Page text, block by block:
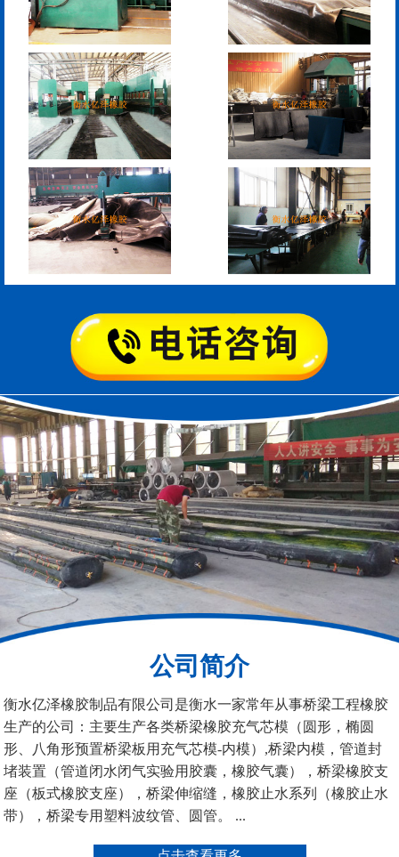
板式橡胶伸缩缝 C型桥梁伸缩缝
200*25米圆形桥梁气囊
390*14米的圆形充气芯
模
空心板内模 桥梁空心板气囊
桥梁空心板气囊 八角桥梁板内模
堵）
公司简介
衡水亿泽橡胶制品有限公司是衡水一家常年从事桥梁工程橡胶
生产的公司：主要生产各类桥梁橡胶充气芯模（圆形，椭圆
形、八角形预置桥梁板用充气芯模-内模）,桥梁内模，管道封
堵装置（管道闭水闭气实验用胶囊，橡胶气囊），桥梁橡胶支
座（板式橡胶支座），桥梁伸缩缝，橡胶止水系列（橡胶止水
带），桥梁专用塑料波纹管、圆管。 ...